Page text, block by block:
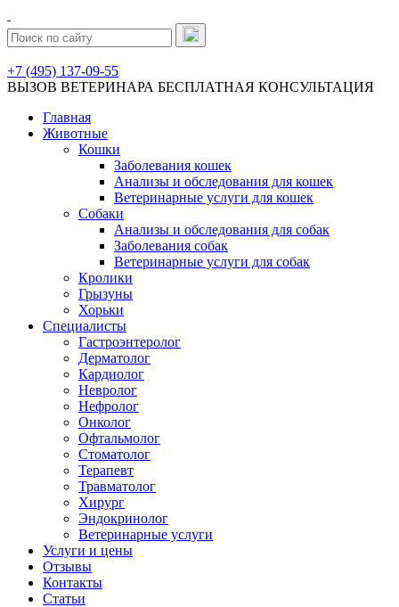
+7 (495) 137-09-55
ВЫЗОВ ВЕТЕРИНАРА БЕСПЛАТНАЯ КОНСУЛЬТАЦИЯ
Главная
Животные
Кошки
Заболевания кошек
Анализы и обследования для кошек
Ветеринарные услуги для кошек
Собаки
Анализы и обследования для собак
Заболевания собак
Ветеринарные услуги для собак
Кролики
Грызуны
Хорьки
Специалисты
Гастроэнтеролог
Дерматолог
Кардиолог
Невролог
Нефролог
Онколог
Офтальмолог
Стоматолог
Терапевт
Травматолог
Хирург
Эндокринолог
Ветеринарные услуги
Услуги и цены
Отзывы
Контакты
Статьи